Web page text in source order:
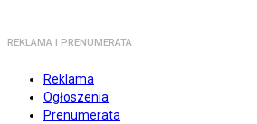
REKLAMA I PRENUMERATA
Reklama
Ogłoszenia
Prenumerata